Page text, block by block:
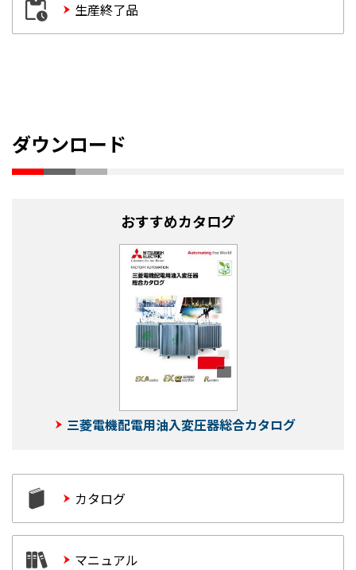
生産終了品
ダウンロード
おすすめカタログ
三菱電機配電用油入変圧器総合カタログ
カタログ
マニュアル